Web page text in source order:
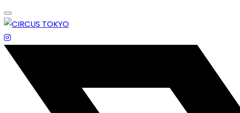
Skip
to
content
エンターテイメントスペース